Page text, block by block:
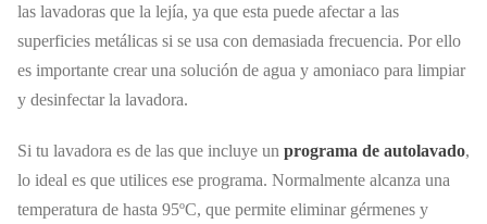
las lavadoras que la lejía, ya que esta puede afectar a las
superficies metálicas si se usa con demasiada frecuencia. Por ello
es importante crear una solución de agua y amoniaco para limpiar
y desinfectar la lavadora.
Si tu lavadora es de las que incluye un programa de autolavado,
lo ideal es que utilices ese programa. Normalmente alcanza una
temperatura de hasta 95ºC, que permite eliminar gérmenes y